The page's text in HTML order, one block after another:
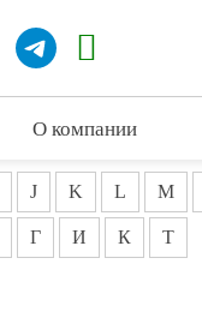
О компании
J K L M
Г И К Т